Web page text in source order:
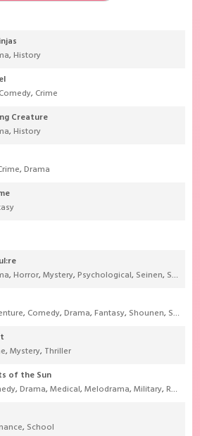
,History
Comedy, Crime
Creature
,History
,Drama
,Horror,Mystery,Psychological, Seinen, Supernatural
, Comedy,Drama,Fantasy, Shounen, Super Power
,Mystery, Thriller
of the Sun
,Drama,Medical,Melodrama,Military,Romance
, School